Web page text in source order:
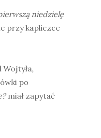
niedzielę
przy kapliczce
po
miał zapytać